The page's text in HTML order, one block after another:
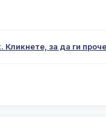
Кликнете, за да ги